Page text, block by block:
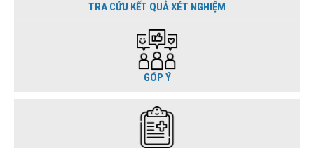
TRA CỨU KẾT QUẢ XÉT NGHIỆM
GÓP Ý